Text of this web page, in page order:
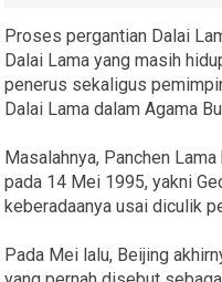
Proses pergantian Dalai
Dalai Lama yang masih
penerus sekaligus
Dalai Lama dalam Agama
Masalahnya, Panchen
pada 14 Mei 1995, yakni
keberadaanya usai diculik
Pada Mei lalu, Beijing